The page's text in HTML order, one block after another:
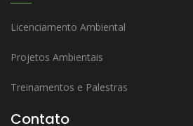
Licenciamento Ambiental
Projetos Ambientais
Treinamentos e Palestras
Contato